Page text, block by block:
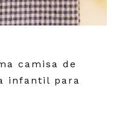
camisa de
infantil para